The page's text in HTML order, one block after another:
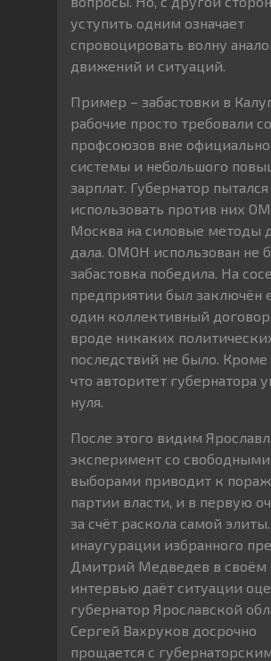
уступить одним означает
спровоцировать волну
движений и ситуаций.
Пример – забастовки в
рабочие просто требовали
профсоюзов вне
системы и небольшого
зарплат. Губернатор пытался
использовать против них
Москва на силовые методы
дала. ОМОН использован не
забастовка победила. На
предприятии был заключён
один коллективный
вроде никаких
последствий не было. Кроме
что авторитет губернатора
нуля.
После этого видим
эксперимент со свободными
выборами приводит к
партии власти, и в первую
за счёт раскола самой
инаугурации избранного
Дмитрий Медведев в своём
интервью даёт ситуации
губернатор Ярославской
Сергей Вахруков досрочно
прощается с